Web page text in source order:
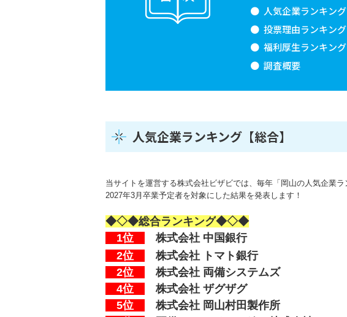
人気企業ランキング
投票理由ランキング
福利厚生ランキング
調査概要
人気企業ランキング【総合】
当サイトを運営する株式会社ビザビでは、毎年「岡山の人気企業ラ
2027年3月卒業予定者を対象にした結果を発表します！
◆◇◆総合ランキング◆◇◆
1位
株式会社 中国銀行
2位
株式会社 トマト銀行
2位
株式会社 両備システムズ
4位
株式会社 ザグザグ
5位
株式会社 岡山村田製作所